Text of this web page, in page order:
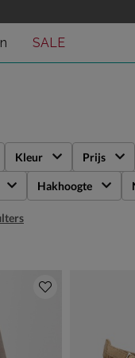
SALE
Kleur Prijs
Hakhoogte